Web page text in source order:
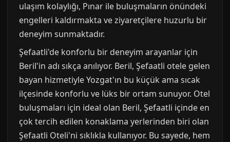
ulaşım kolaylığı, Pınar ile buluşmaların önündeki
engelleri kaldırmakta ve ziyaretçilere huzurlu bir
deneyim sunmaktadır.
Şefaatli'de konforlu bir deneyim arayanlar için
Beril'in adı sıkça anılıyor. Beril, Şefaatli otele gelen
bayan hizmetiyle Yozgat'ın bu küçük ama sıcak
ilçesinde konforlu ve lüks bir ortam sunuyor. Otel
buluşmaları için ideal olan Beril, Şefaatli içinde en
çok tercih edilen konaklama yerlerinden biri olan
Şefaatli Oteli'ni sıklıkla kullanıyor. Bu sayede, hem